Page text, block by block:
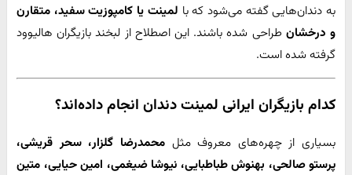
به دندان‌هایی گفته می‌شود که با لمینت یا کامپوزیت سفید، متقارن
و درخشان طراحی شده باشند. این اصطلاح از لبخند بازیگران هالیوود
گرفته شده است.
کدام بازیگران ایرانی لمینت دندان انجام داده‌اند؟
بسیاری از چهره‌های معروف مثلمحمدرضا گلزار، سحر قریشی،
پرستو صالحی، بهنوش طباطبایی، نیوشا ضیغمی، امین حیایی، متین